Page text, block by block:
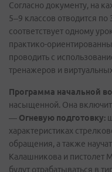
Согласно документу, на
5–9 классов отводится
соответствует одному
практико-
проводить с
тренажеров и
Программа начальной
насыщенной. Она включит
— Огневую подготовку:
характеристиках
обращения, а также
Калашникова и пистолет
будут отрабатываться в